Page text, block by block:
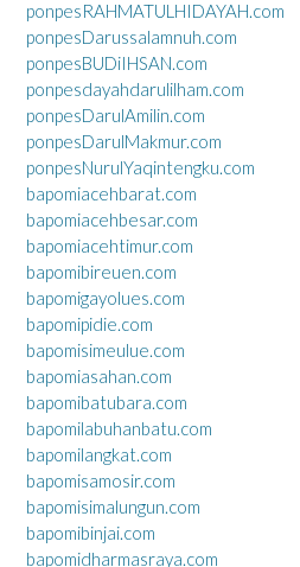
ponpesRAHMATULHIDAYAH.com
ponpesDarussalamnuh.com
ponpesBUDiIHSAN.com
ponpesdayahdarulilham.com
ponpesDarulAmilin.com
ponpesDarulMakmur.com
ponpesNurulYaqintengku.com
bapomiacehbarat.com
bapomiacehbesar.com
bapomiacehtimur.com
bapomibireuen.com
bapomigayolues.com
bapomipidie.com
bapomisimeulue.com
bapomiasahan.com
bapomibatubara.com
bapomilabuhanbatu.com
bapomilangkat.com
bapomisamosir.com
bapomisimalungun.com
bapomibinjai.com
bapomidharmasraya.com